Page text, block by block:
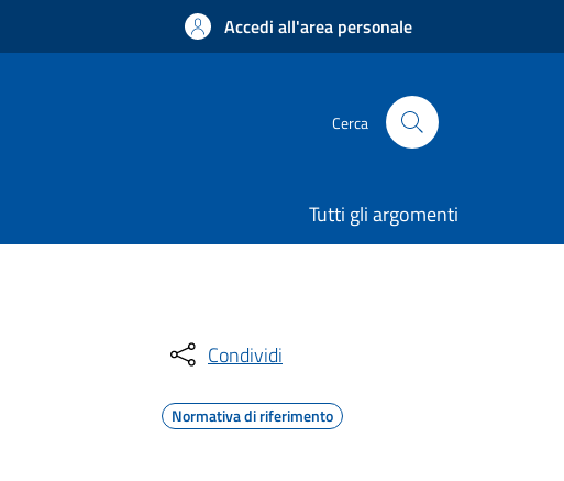
Accedi all'area personale
Cerca
Tutti gli argomenti
Condividi
Normativa di riferimento